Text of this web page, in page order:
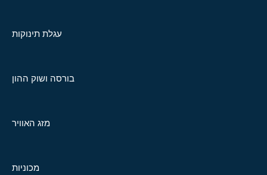
עגלת תינוקות
בורסה ושוק ההון
מזג האוויר
מכוניות